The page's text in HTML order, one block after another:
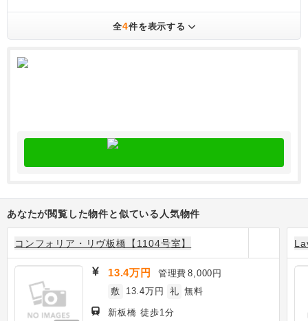
全4件を表示する
あなたが閲覧した物件と似ている人気物件
コンフォリア・リヴ板橋【1104号室】
13.4万円 管理費 8,000円
敷
13.4万円 礼 無料
新板橋 徒歩1分